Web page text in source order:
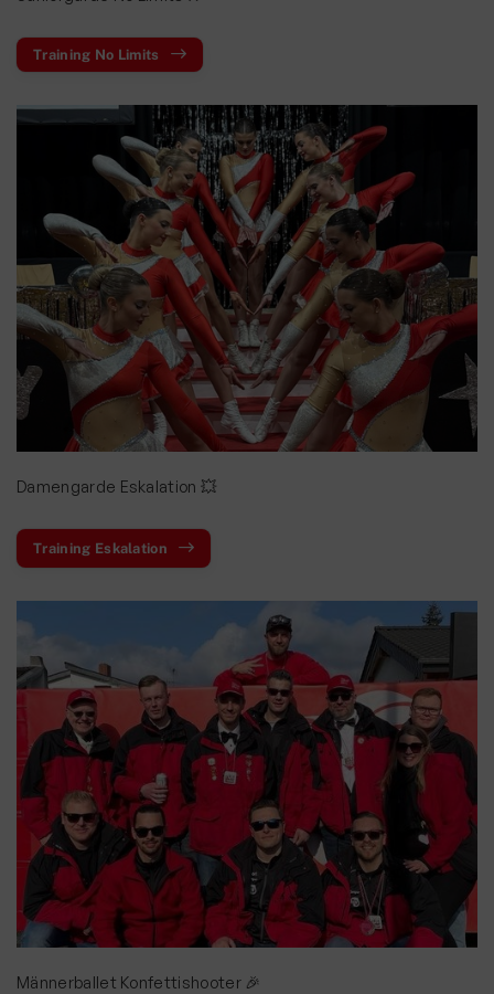
Training No Limits
Damengarde Eskalation 💥
Training Eskalation
Männerballet Konfettishooter 🎉